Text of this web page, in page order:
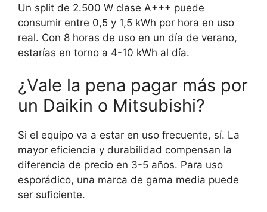
Un split de 2.500 W clase A+++ puede
consumir entre 0,5 y 1,5 kWh por hora en uso
real. Con 8 horas de uso en un día de verano,
estarías en torno a 4-10 kWh al día.
¿Vale la pena pagar más por
un Daikin o Mitsubishi?
Si el equipo va a estar en uso frecuente, sí. La
mayor eficiencia y durabilidad compensan la
diferencia de precio en 3-5 años. Para uso
esporádico, una marca de gama media puede
ser suficiente.